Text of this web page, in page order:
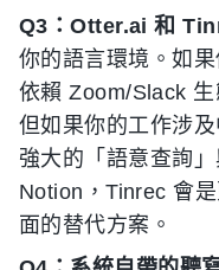
Q3：Otter.ai 和
你的語言環境。如
依賴 Zoom/Slack 生
但如果你的工作涉
強大的「語意查詢
Notion，Tinrec 會
面的替代方案。